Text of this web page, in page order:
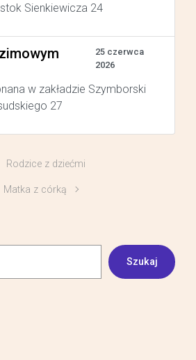
Sienkiewicza 24
25 czerwca
2026
w zakładzie Szymborski
27
Rodzice z dziećmi
Matka z córką
Szukaj